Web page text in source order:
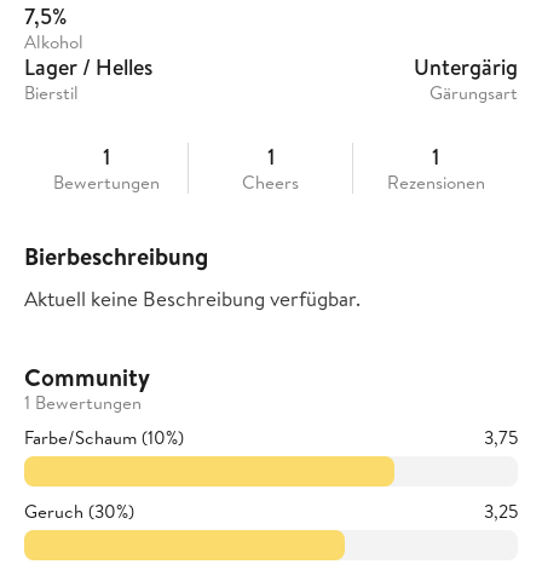
7,5%
Alkohol
Lager / Helles
Bierstil
Untergärig
Gärungsart
1
Bewertungen
1
Cheers
1
Rezensionen
Bierbeschreibung
Aktuell keine Beschreibung verfügbar.
Community
1 Bewertungen
Farbe/Schaum (10%)
3,75
Geruch (30%) 3,25